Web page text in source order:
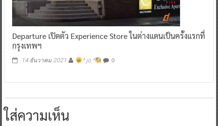
Departure เปิดตัว Experience Store ในต่างแดนเป็นครั้งแรกที่
กรุงเทพฯ
14 ธันวาคม 2021 ^ jo ^ 0
ใส่ความเห็น